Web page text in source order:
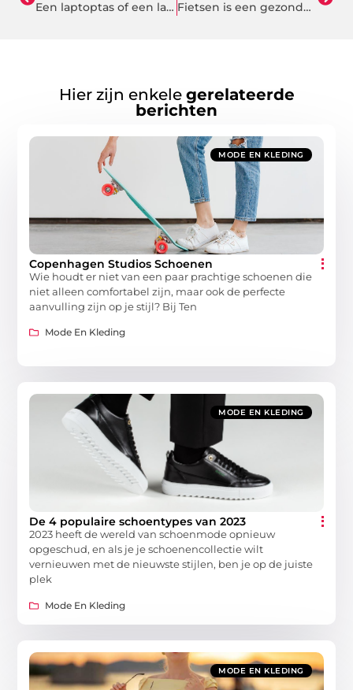
Een laptoptas of een laptoprugzak? Fietsen is een gezonde hobby geworden
Hier zijn enkele gerelateerde
berichten
MODE EN KLEDING
Copenhagen Studios Schoenen
Wie houdt er niet van een paar prachtige schoenen die
niet alleen comfortabel zijn, maar ook de perfecte
aanvulling zijn op je stijl? Bij Ten
Mode En Kleding
MODE EN KLEDING
De 4 populaire schoentypes van 2023
2023 heeft de wereld van schoenmode opnieuw
opgeschud, en als je je schoenencollectie wilt
vernieuwen met de nieuwste stijlen, ben je op de juiste
plek
Mode En Kleding
MODE EN KLEDING